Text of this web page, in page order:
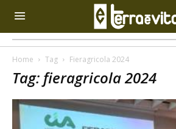
Home Tag Fieragricola 2024
Tag: fieragricola 2024